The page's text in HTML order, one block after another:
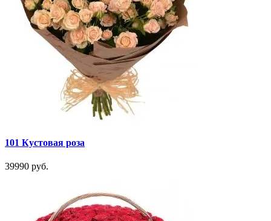
101 Кустовая роза
39990 руб.